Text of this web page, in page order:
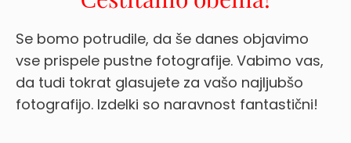
Se bomo potrudile, da še danes objavimo
vse prispele pustne fotografije. Vabimo vas,
da tudi tokrat glasujete za vašo najljubšo
fotografijo. Izdelki so naravnost fantastični!